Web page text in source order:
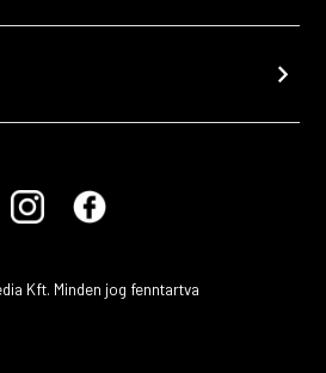
chevron_right
Kft. Minden jog fenntartva